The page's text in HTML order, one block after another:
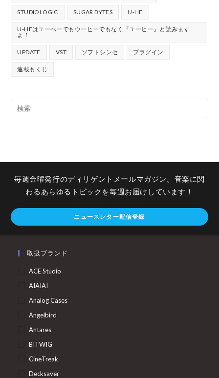
STUDIOLOGIC SUGAR BYTES U-HE
U-HEはユーヘーでもウーヒーでもなく『ユーヒー』と読みます
よ！
UPDATE VST ソフトシンセ プラグイン
連載もくじ
毎週金曜発行のディリゲントメールマガジン。音楽に関
わるあらゆるトピックを毎週お届けしています！
ニュースレター配信登録
取扱ブランド
ACE Studio
AIAIAI
Analog Cases
Angelbird
Antares
BITWIG
CineTreak
Decksaver